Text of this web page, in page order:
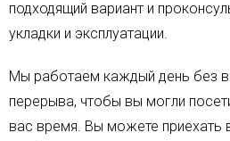
подходящий вариант и
укладки и эксплуатации.
Мы работаем каждый день без
перерыва, чтобы вы могли
вас время. Вы можете приехать